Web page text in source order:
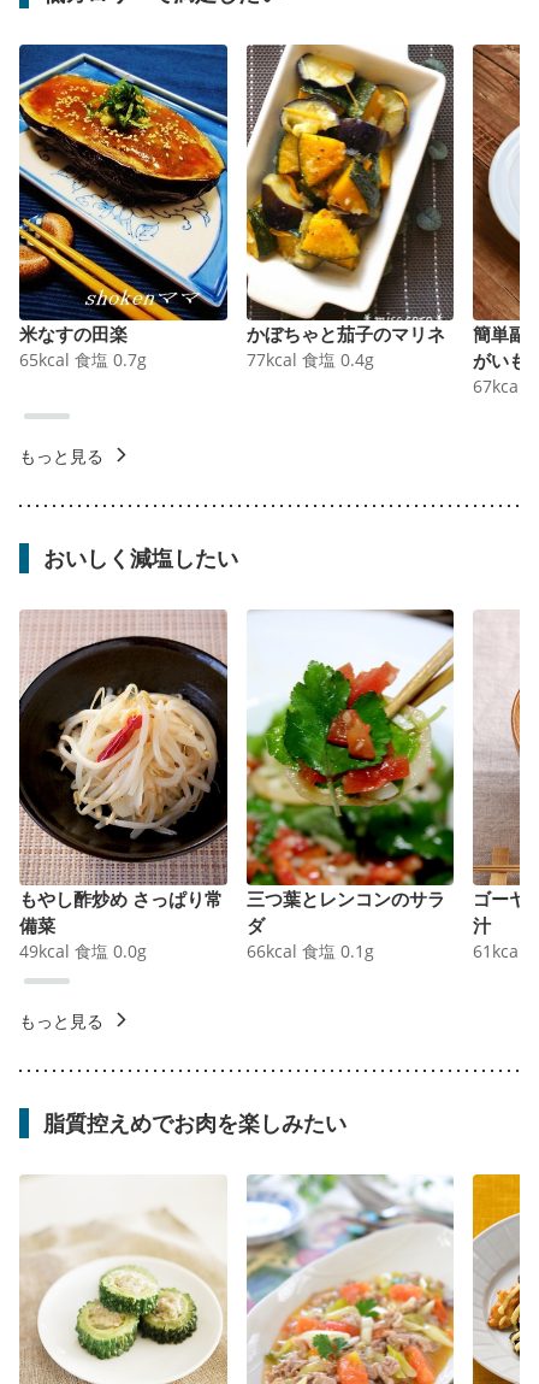
米なすの田楽
65kcal 食塩 0.7g
かぼちゃと茄子のマリネ
77kcal 食塩 0.4g
簡単副
がいも
67kcal
もっと見る
おいしく減塩したい
もやし酢炒め さっぱり常
備菜
49kcal 食塩 0.0g
三つ葉とレンコンのサラ
ダ
66kcal 食塩 0.1 g
ゴーヤ
汁
61 kcal
もっと見る
脂質控えめでお肉を楽しみたい